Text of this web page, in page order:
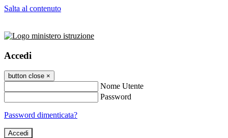
Salta al contenuto
Accedi
button close ×
Nome Utente
Password
Password dimenticata?